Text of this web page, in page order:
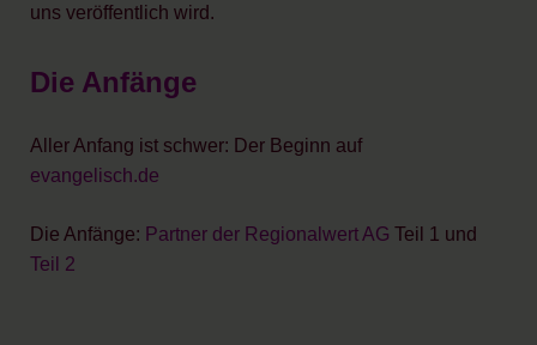
uns veröffentlich wird.
Die Anfänge
Aller Anfang ist schwer: Der Beginn auf
evangelisch.de
Die Anfänge: Partner der Regionalwert AG Teil 1 und
Teil 2